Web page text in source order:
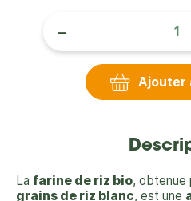
-
Ajouter
La farine de riz bio, obtenue
grains de riz blanc, est une